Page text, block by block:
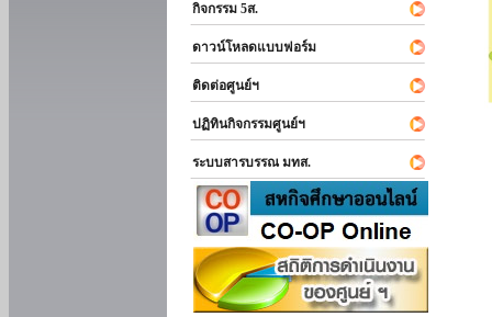
กิจกรรม 5ส.
ดาวน์โหลดแบบฟอร์ม
ติดต่อศูนย์ฯ
ปฏิทินกิจกรรมศูนย์ฯ
ระบบสารบรรณ มทส.